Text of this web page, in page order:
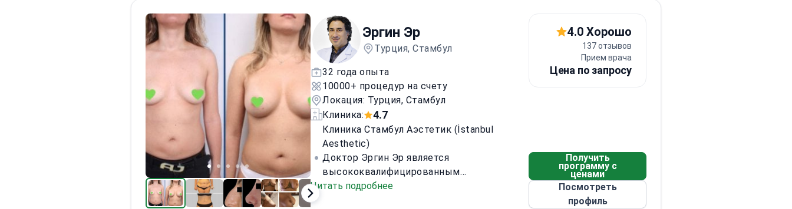
результатов. Он провел более 1,500
операций по пластике носа и увеличению
груди, 500 операций по подтяжке лица,
1,000 процедур лифтинга и около 1,000
липосакций с использованием технологии
VASER lipo.
Контент
18+
Контент
Контент
Эргин Эр
Турция, Стамбул
32 года опыта
10000+ процедур на счету
Локация: Турция, Стамбул
Клиника:
4.7
Клиника Стамбул Аэстетик (İstanbul
Aesthetic)
Доктор Эргин Эр является
высококвалифицированным
пластическим хирургом, обладателем
Читать подробнее
4.0 Хорошо
137 отзывов
Прием врача
Цена по запросу
Получить
программу с
ценами
Посмотреть
профиль